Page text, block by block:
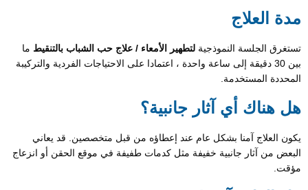
مدة العلاج
تستغرق الجلسة النموذجية لتطهير الأمعاء / علاج حب الشباب بالتنقيط ما
بين 30 دقيقة إلى ساعة واحدة ، اعتمادا على الاحتياجات الفردية والتركيبة
المحددة المستخدمة.
هل هناك أي آثار جانبية؟
يكون العلاج آمنا بشكل عام عند إعطاؤه من قبل متخصصين. قد يعاني
البعض من آثار جانبية خفيفة مثل كدمات طفيفة في موقع الحقن أو انزعاج
مؤقت.